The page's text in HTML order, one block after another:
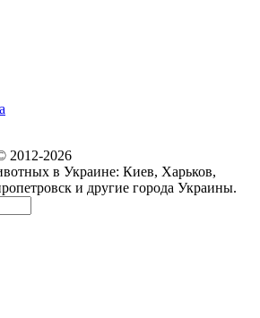
2012-2026
в Украине: Киев, Харьков,
и другие города Украины.